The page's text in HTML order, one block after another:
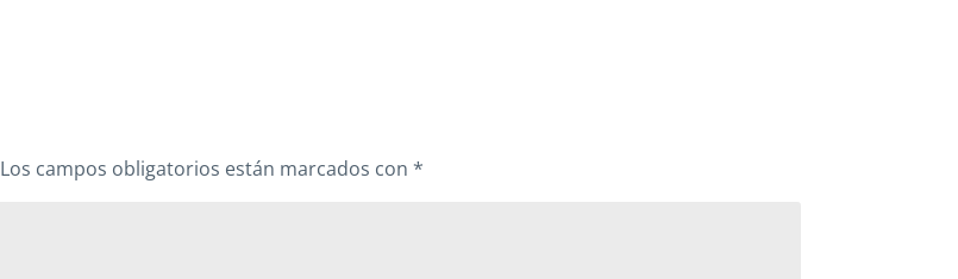
Los campos obligatorios están marcados con *